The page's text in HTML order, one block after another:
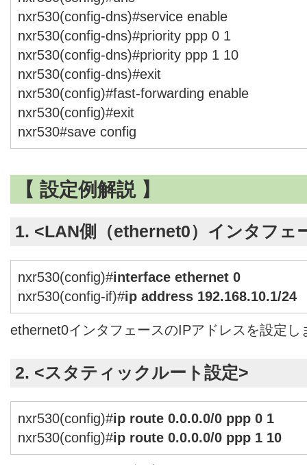
nxr530(config-dns)#service enable
nxr530(config-dns)#priority ppp 0 1
nxr530(config-dns)#priority ppp 1 10
nxr530(config-dns)#exit
nxr530(config)#fast-forwarding enable
nxr530(config)#exit
nxr530#save config
【 設定例解説 】
1. <LAN側（ethernet0）インタフェ
nxr530(config)#interface ethernet 0
nxr530(config-if)#ip address 192.168.10.1/24
ethernet0インタフェースのIPアドレスを設定し
2. <スタティックルート設定>
nxr530(config)#ip route 0.0.0.0/0 ppp 0 1
nxr530(config)#ip route 0.0.0.0/0 ppp 1 10